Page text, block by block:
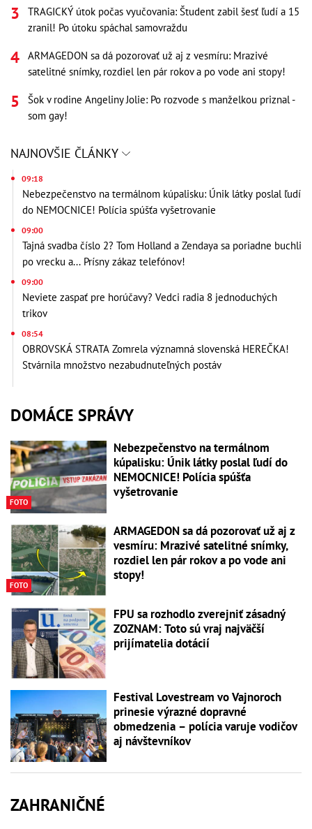
TRAGICKÝ útok počas vyučovania: Študent zabil šesť ľudí a 15
zranil! Po útoku spáchal samovraždu
ARMAGEDON sa dá pozorovať už aj z vesmíru: Mrazivé
satelitné snímky, rozdiel len pár rokov a po vode ani stopy!
Šok v rodine Angeliny Jolie: Po rozvode s manželkou priznal -
som gay!
NAJNOVŠIE ČLÁNKY
09:18
Nebezpečenstvo na termálnom kúpalisku: Únik látky poslal ľudí
do NEMOCNICE! Polícia spúšťa vyšetrovanie
09:00
Tajná svadba číslo 2? Tom Holland a Zendaya sa poriadne buchli
po vrecku a... Prísny zákaz telefónov!
09:00
Neviete zaspať pre horúčavy? Vedci radia 8 jednoduchých
trikov
08:54
OBROVSKÁ STRATA Zomrela významná slovenská HEREČKA!
Stvárnila množstvo nezabudnuteľných postáv
DOMÁCE SPRÁVY
FOTO
Nebezpečenstvo na termálnom
kúpalisku: Únik látky poslal ľudí do
NEMOCNICE! Polícia spúšťa
vyšetrovanie
FOTO
ARMAGEDON sa dá pozorovať už aj z
vesmíru: Mrazivé satelitné snímky,
rozdiel len pár rokov a po vode ani
stopy!
FPU sa rozhodlo zverejniť zásadný
ZOZNAM: Toto sú vraj najväčší
prijímatelia dotácií
Festival Lovestream vo Vajnoroch
prinesie výrazné dopravné
obmedzenia – polícia varuje vodičov
aj návštevníkov
ZAHRANIČNÉ